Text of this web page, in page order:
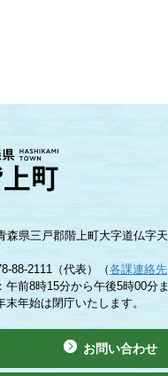
県三戸郡階上町大字道仏字天
88-2111（代表）（各課連絡先
午前8時15分から午後5時00分
年始は閉庁いたします。
お問い合わせ